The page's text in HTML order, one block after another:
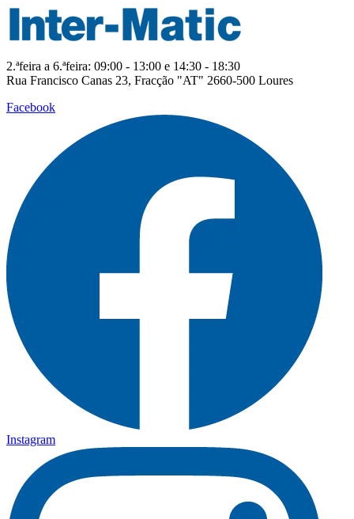
2.ªfeira a 6.ªfeira: 09:00 - 13:00 e 14:30 - 18:30
Rua Francisco Canas 23, Fracção "AT" 2660-500 Loures
Facebook
Instagram